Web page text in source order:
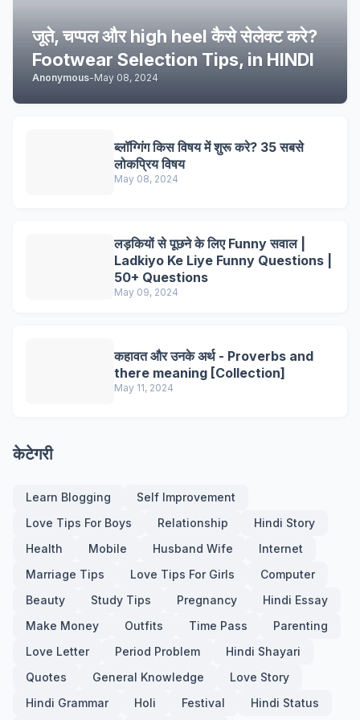
जूते, चप्पल और high heel कैसे सेलेक्ट करे?
Footwear Selection Tips, in HINDI
Anonymous-May 08, 2024
ब्लॉग्गिंग किस विषय में शुरू करे? 35 सबसे
लोकप्रिय विषय
May 08, 2024
लड़कियों से पूछने के लिए Funny सवाल |
Ladkiyo Ke Liye Funny Questions |
50+ Questions
May 09, 2024
कहावत और उनके अर्थ - Proverbs and
there meaning [Collection]
May 11, 2024
केटेगरी
Learn Blogging
Self Improvement
Love Tips For Boys
Relationship
Hindi Story
Health
Mobile Husband Wife
Internet
Marriage Tips
Love Tips For Girls
Computer
Beauty
Study Tips Pregnancy
Hindi Essay
Make Money
Outfits Time Pass
Parenting
Love Letter
Period Problem
Hindi Shayari
Quotes
General Knowledge
Love Story
Hindi Grammar
Holi Festival Hindi Status